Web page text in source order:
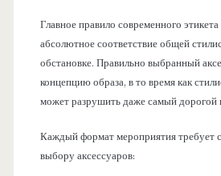
Главное правило современного
абсолютное соответствие общей
обстановке. Правильно выбранный
концепцию образа, в то время как
может разрушить даже самый дорогой
Каждый формат мероприятия требует
выбору аксессуаров: